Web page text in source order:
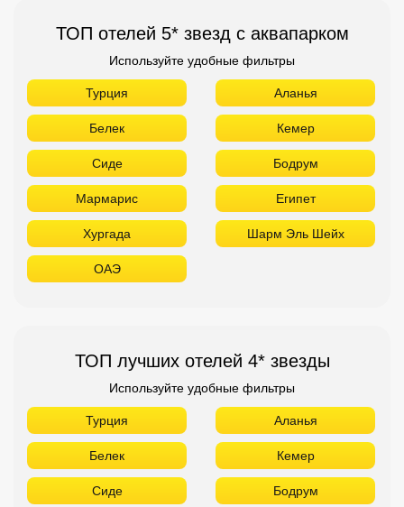
ТОП отелей 5* звезд с аквапарком
Используйте удобные фильтры
Турция Аланья
Белек Кемер
Сиде Бодрум
Мармарис Египет
Хургада Шарм Эль Шейх
ОАЭ
ТОП лучших отелей 4* звезды
Используйте удобные фильтры
Турция Аланья
Белек Кемер
Сиде Бодрум